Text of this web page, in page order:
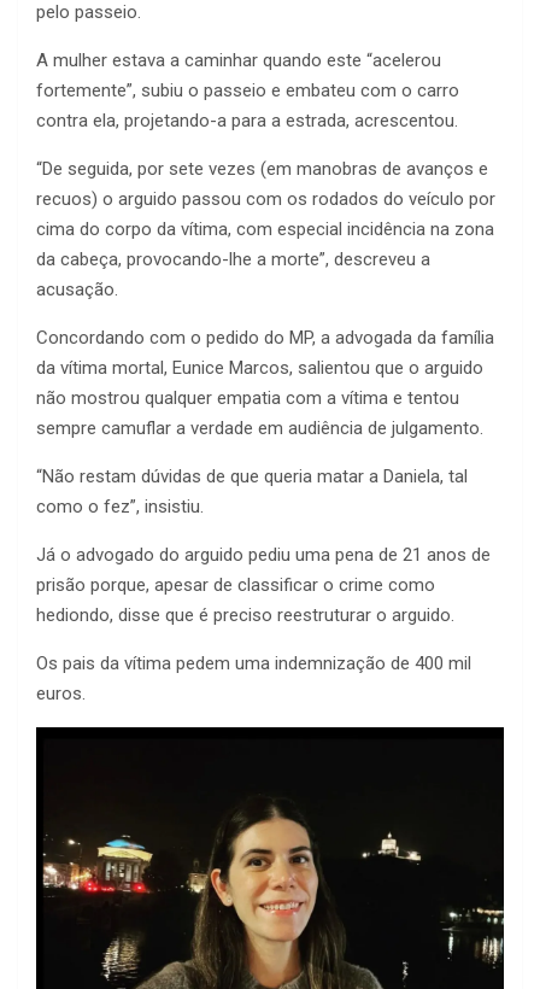
pelo passeio.
A mulher estava a caminhar quando este “acelerou
fortemente”, subiu o passeio e embateu com o carro
contra ela, projetando-a para a estrada, acrescentou.
“De seguida, por sete vezes (em manobras de avanços e
recuos) o arguido passou com os rodados do veículo por
cima do corpo da vítima, com especial incidência na zona
da cabeça, provocando-lhe a morte”, descreveu a
acusação.
Concordando com o pedido do MP, a advogada da família
da vítima mortal, Eunice Marcos, salientou que o arguido
não mostrou qualquer empatia com a vítima e tentou
sempre camuflar a verdade em audiência de julgamento.
“Não restam dúvidas de que queria matar a Daniela, tal
como o fez”, insistiu.
Já o advogado do arguido pediu uma pena de 21 anos de
prisão porque, apesar de classificar o crime como
hediondo, disse que é preciso reestruturar o arguido.
Os pais da vítima pedem uma indemnização de 400 mil
euros.